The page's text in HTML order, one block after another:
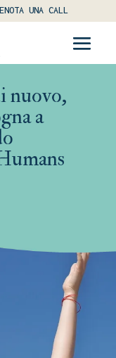
UNA CALL
nuovo,
a